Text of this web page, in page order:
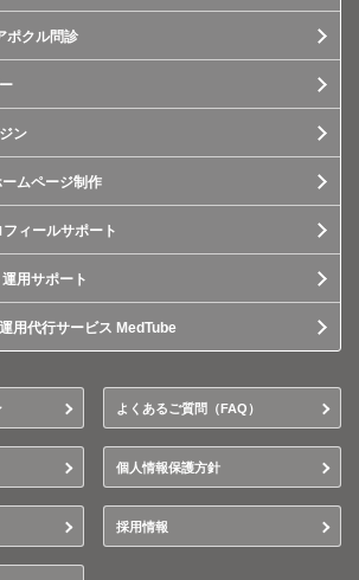
ポクル問診
ン
ムページ制作
ィールサポート
用サポート
用代行サービス MedTube
よくあるご質問（FAQ）
個人情報保護方針
採用情報